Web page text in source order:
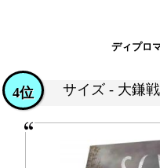
ディプロ
サイズ - 大鎌
4位